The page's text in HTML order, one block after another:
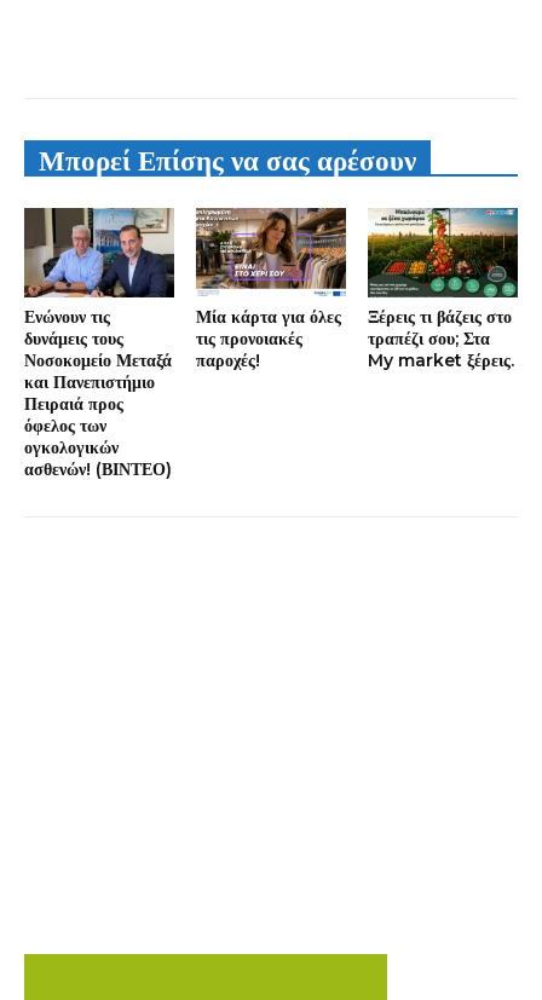
Μπορεί Επίσης να σας αρέσουν
Ενώνουν τις
δυνάμεις τους
Νοσοκομείο Μεταξά
και Πανεπιστήμιο
Πειραιά προς
όφελος των
ογκολογικών
ασθενών! (ΒΙΝΤΕΟ)
Μία κάρτα για όλες
τις προνοιακές
παροχές!
Ξέρεις τι βάζεις στο
τραπέζι σου; Στα
My market ξέρεις.